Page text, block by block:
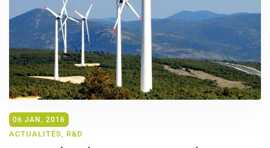
06 JAN, 2016
ACTUALITÉS R&D